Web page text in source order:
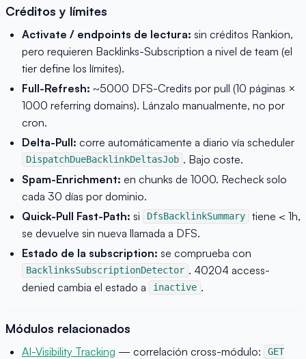
Créditos y límites
Activate / endpoints de lectura: sin créditos Rankion,
pero requieren Backlinks-Subscription a nivel de team (el
tier define los límites).
Full-Refresh: ~5000 DFS-Credits por pull (10 páginas ×
1000 referring domains). Lánzalo manualmente, no por
cron.
Delta-Pull: corre automáticamente a diario vía scheduler
DispatchDueBacklinkDeltasJob . Bajo coste.
Spam-Enrichment: en chunks de 1000. Recheck solo
cada 30 días por dominio.
Quick-Pull Fast-Path: si DfsBacklinkSummary
tiene < 1h,
se devuelve sin nueva llamada a DFS.
Estado de la subscription: se comprueba con
BacklinksSubscriptionDetector . 40204 access-
denied cambia el estado a
inactive .
Módulos relacionados
AI-Visibility Tracking — correlación cross-módulo:
GET